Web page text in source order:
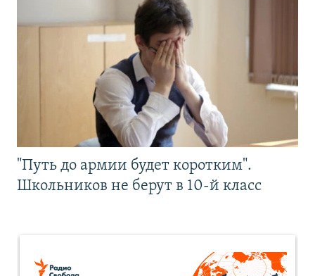
"Путь до армии будет коротким".
Школьников не берут в 10-й класс